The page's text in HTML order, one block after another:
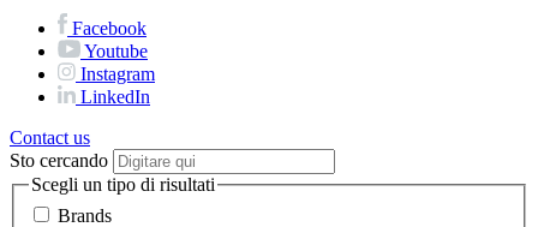
Facebook
Youtube
Instagram
LinkedIn
Contact us
Sto cercando
Scegli un tipo di risultati
Brands